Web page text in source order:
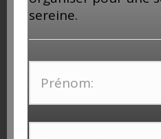
Produire du rhum
Mode d'emploi
5 novembre 2017
sereine.